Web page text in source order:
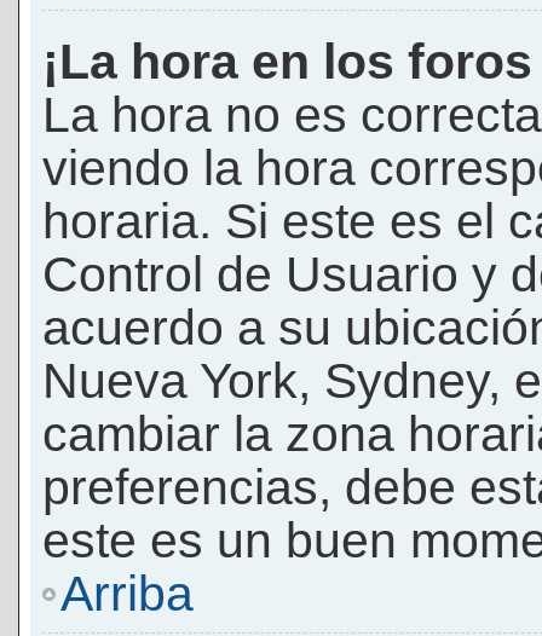
¡La hora en los
La hora no es
viendo la hora
horaria. Si este es el
Control de Usuario y
acuerdo a su
Nueva York, Sydney,
cambiar la zona
preferencias, debe
este es un buen
Arriba